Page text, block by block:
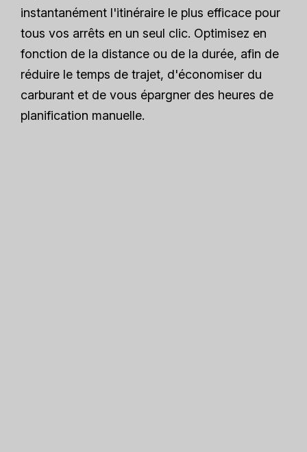
instantanément l'itinéraire le plus efficace pour
tous vos arrêts en un seul clic. Optimisez en
fonction de la distance ou de la durée, afin de
réduire le temps de trajet, d'économiser du
carburant et de vous épargner des heures de
planification manuelle.